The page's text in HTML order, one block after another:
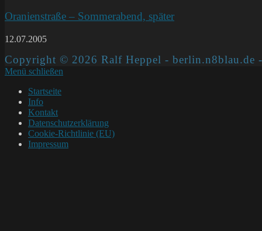
Oranienstraße – Sommerabend, später
12.07.2005
Copyright © 2026 Ralf Heppel - berlin.n8blau.de
Menü schließen
Startseite
Info
Kontakt
Datenschutzerklärung
Cookie-Richtlinie (EU)
Impressum